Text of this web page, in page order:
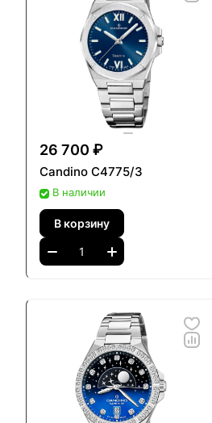
26 700 ₽
Candino C4775/3
В наличии
В корзину